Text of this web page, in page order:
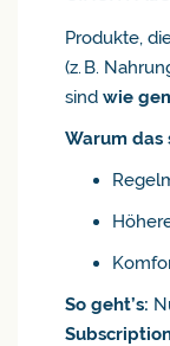
Produkte,
(z. B.
sind wie
Warum das
So geht’s: